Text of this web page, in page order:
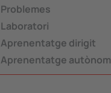
Problemes
Laboratori
Aprenentatge dirigit
Aprenentatge autònom